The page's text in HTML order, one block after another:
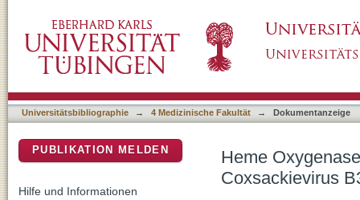
Myocarditis
Universitätsbibliographie → 4 Medizinische Fakultät → Dokumentanzeige
Heme
Coxsackievirus
PUBLIKATION MELDEN
Hilfe und Informationen